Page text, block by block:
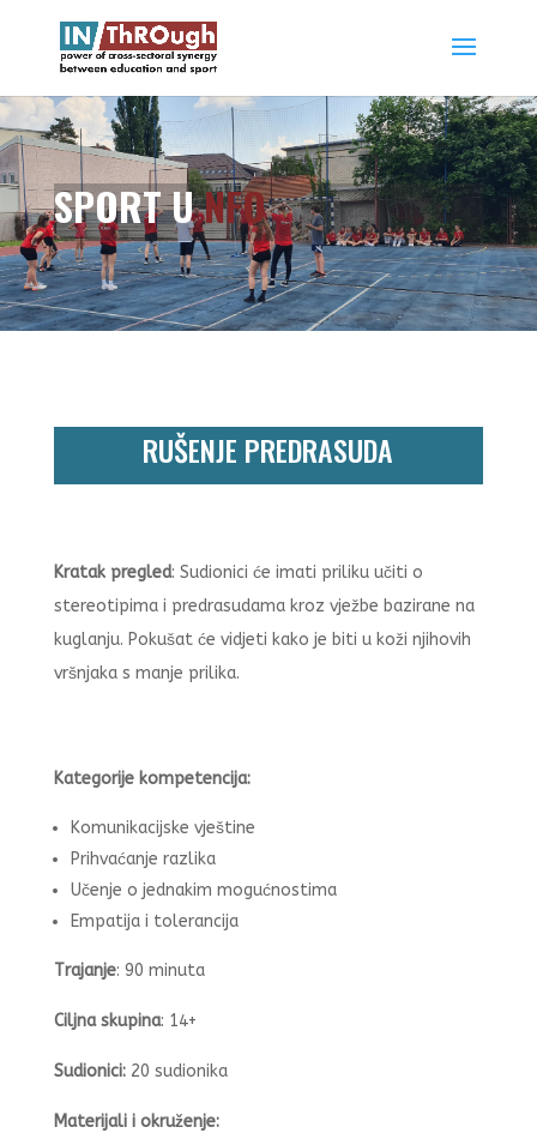
SPORT UNFO
RUŠENJE PREDRASUDA
Kratak pregled: Sudionici će imati priliku učiti o
stereotipima i predrasudama kroz vježbe bazirane na
kuglanju. Pokušat će vidjeti kako je biti u koži njihovih
vršnjaka s manje prilika.
Kategorije kompetencija:
Komunikacijske vještine
Prihvaćanje razlika
Učenje o jednakim mogućnostima
Empatija i tolerancija
Trajanje: 90 minuta
Ciljna skupina: 14+
Sudionici: 20 sudionika
Materijali i okruženje: